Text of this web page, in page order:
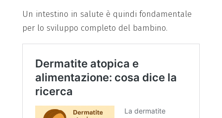
Un intestino in salute è quindi fondamentale
per lo sviluppo completo del bambino.